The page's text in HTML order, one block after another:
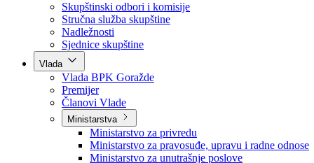
Poslanici po strankama
Poslanici po klubovima naroda
Kolegij skupštine
Skupštinski odbori i komisije
Stručna služba skupštine
Nadležnosti
Sjednice skupštine
Vlada
Vlada BPK Goražde
Premijer
Članovi Vlade
Ministarstva